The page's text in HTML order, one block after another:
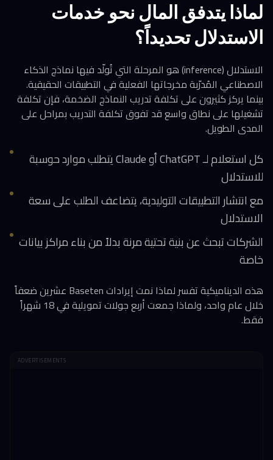
لماذا يتدفق المال نحو خدمات
الاستدلال تحديداً؟
الاستدلال (inference) هو المرحلة التي تُولّد فيها نماذج الذكاء
الاصطناعي المُدرّبة مخرجاتها الفعلية في التطبيقات الحقيقية.
بينما يركز كثيرون على تكلفة تدريب النماذج الضخمة، فإن تكلفة
تشغيلها على نطاق واسع قد تفوق تكلفة التدريب بمراحل على
المدى الطويل.
كل استعلام لـ ChatGPT أو Claude يتطلب موارد حوسبة
للاستدلال
مع انتشار التطبيقات التوليدية، يتضاعف الطلب على سعة
الاستدلال
الشركات تبحث عن بنية تحتية مرنة بدلاً من بناء مراكز بيانات
خاصة
هذه الديناميكية تفسر لماذا نمت إيرادات Baseten عشرين ضعفاً
خلال عام واحد، ولماذا جمعت أربع جولات تمويلية في 18 شهراً
فقط.
ADVERTISEMENTS